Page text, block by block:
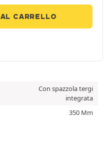
AGGIUNGI AL CARRELLO
Con spazzola tergi
integrata
350 Mm